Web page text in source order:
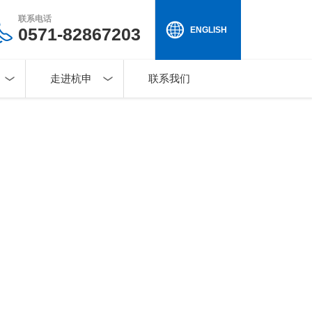
联系电话
0571-82867203 ENGLISH
走进杭申 联系我们